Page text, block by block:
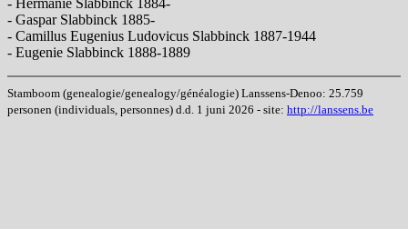
- Gaspar Slabbinck 1885-
- Camillus Eugenius Ludovicus Slabbinck 1887-1944
- Eugenie Slabbinck 1888-1889
Stamboom (genealogie/genealogy/généalogie) Lanssens-Denoo: 25.759
personen (individuals, personnes) d.d. 1 juni 2026 - site: http://lanssens.be